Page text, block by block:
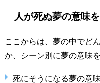
人が死ぬ夢の意味
ここからは、夢の中でど
か、シーン別に夢の意味
死にそうになる夢の意